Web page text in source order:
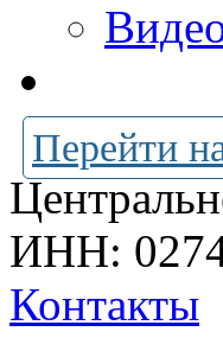
Перейти
ИНН:
Контакты